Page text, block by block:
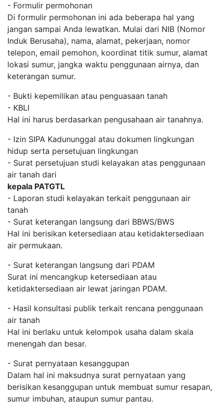
- Formulir permohonan
Di formulir permohonan ini ada beberapa hal yang
jangan sampai Anda lewatkan. Mulai dari NIB (Nomor
Induk Berusaha), nama, alamat, pekerjaan, nomor
telepon, email pemohon, koordinat titik sumur, alamat
lokasi sumur, jangka waktu penggunaan airnya, dan
keterangan sumur.
- Bukti kepemilikan atau penguasaan tanah
- KBLI
Hal ini harus berdasarkan pengusahaan air tanahnya.
- Izin SIPA Kadununggal atau dokumen lingkungan
hidup serta persetujuan lingkungan
- Surat persetujuan studi kelayakan atas penggunaan
air tanah dari
kepala PATGTL
- Laporan studi kelayakan terkait penggunaan air
tanah
- Surat keterangan langsung dari BBWS/BWS
Hal ini berisikan ketersediaan atau ketidaktersediaan
air permukaan.
- Surat keterangan langsung dari PDAM
Surat ini mencangkup ketersediaan atau
ketidaktersediaan air lewat jaringan PDAM.
- Hasil konsultasi publik terkait rencana penggunaan
air tanah
Hal ini berlaku untuk kelompok usaha dalam skala
menengah dan besar.
- Surat pernyataan kesanggupan
Dalam hal ini maksudnya surat pernyataan yang
berisikan kesanggupan untuk membuat sumur resapan,
sumur imbuhan, ataupun sumur pantau.